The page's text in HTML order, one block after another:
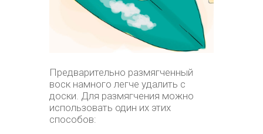
Предварительно размягченный
воск намного легче удалить с
доски. Для размягчения можно
использовать один их этих
способов: